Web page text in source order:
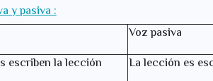
y pasiva :
Voz pasiva
escriben la lección
La lección es